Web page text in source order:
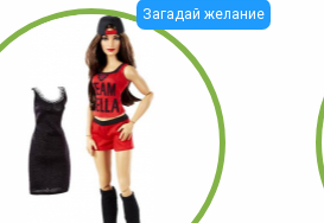
Загадай желание